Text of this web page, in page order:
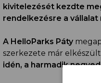
kivitelezését kezdte
rendelkezésre a vállalat
A HelloParks Páty
szerkezete már
idén, a harmadik